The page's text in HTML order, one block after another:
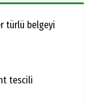
türlü belgeyi
tescili